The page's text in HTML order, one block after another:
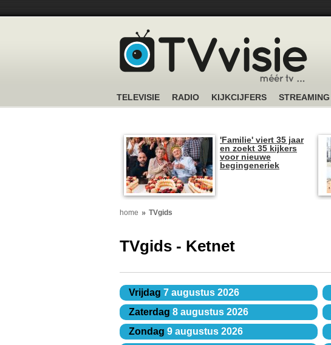
TELEVISIE RADIO KIJKCIJFERS STREAMING
'Familie' viert 35 jaar
en zoekt 35 kijkers
voor nieuwe
begingeneriek
home TVgids
TVgids - Ketnet
Vrijdag 7 augustus 2026
Zaterdag 8 augustus 2026
Zondag 9 augustus 2026